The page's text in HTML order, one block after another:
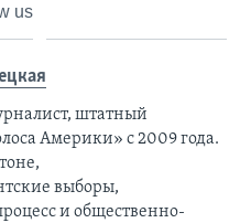
us
штатный
Америки» с 2009 года.
выборы,
и общественно-